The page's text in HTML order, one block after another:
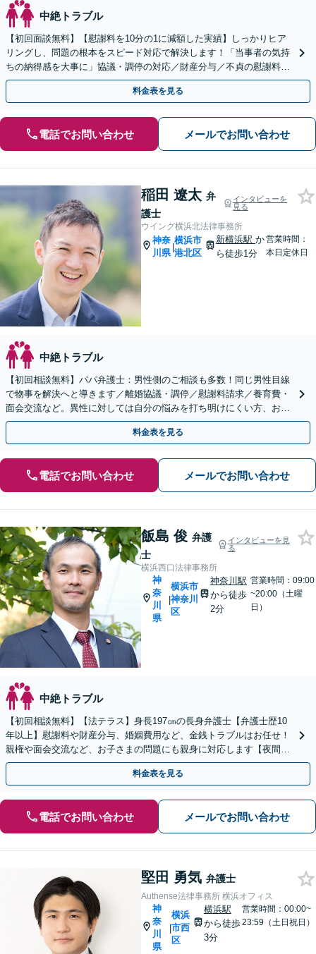
中絶トラブル
【初回面談無料】【慰謝料を10分の1に減額した実績】しっかりヒア
リングし、問題の根本をスピード対応で解決します！「当事者の気持
ちの納得感を大事に」協議・調停の対応／財産分与／不貞の慰謝料請
求／親権問題など【秘密厳守】【子連れ相談OK】
料金表を見る
電話でお問い合わせ メールでお問い合わせ
稲田 遼太 弁
護士
インタビューを
見る
ウイング横浜北法律事務所
神奈
川県
|
横浜市
港北区
新横浜駅か
ら徒歩1分
営業時間：
本日定休日
中絶トラブル
【初回相談無料】パパ弁護士：男性側のご相談も多数！同じ男性目線
で物事を解決へと導きます／離婚協議・調停／慰謝料請求／養育費・
面会交流など。異性に対しては自分の悩みを打ち明けにくい方、お気
軽にご相談ください【Web面談可】【夜間面談応相談】
料金表を見る
電話でお問い合わせ メールでお問い合わせ
飯島 俊 弁護
士
インタビューを見
る
横浜西口法律事務所
神
奈
川
県
|
横浜市
神奈川
区
神奈川駅
から徒歩
2分
営業時間：09:00
~20:00（土曜
日）
中絶トラブル
【初回相談無料】【法テラス】身長197㎝の長身弁護士【弁護士歴10
年以上】慰謝料や財産分与、婚姻費用など、金銭トラブルはお任せ！
親権や面会交流など、お子さまの問題にも親身に対応します【夜間・
休日面談】【子連れ相談】【電話相談】【横浜駅7分】
料金表を見る
電話でお問い合わせ メールでお問い合わせ
堅田 勇気 弁護士
Authense法律事務所 横浜オフィス
神
奈
川
県
|
横浜
市西
区
横浜駅
から徒歩
3分
営業時間：00:00~
23:59（土日祝日）